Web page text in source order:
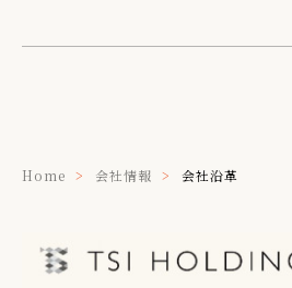
Home 会社情報 会社沿革